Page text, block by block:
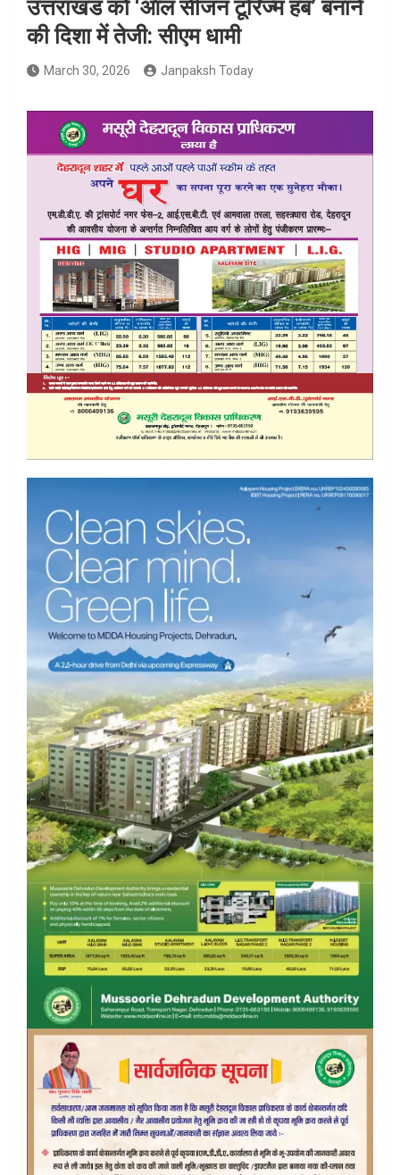
उत्तराखंड को ‘ऑल सीजन टूरिज्म हब’ बनाने
की दिशा में तेजी: सीएम धामी
March 30, 2026 Janpaksh Today